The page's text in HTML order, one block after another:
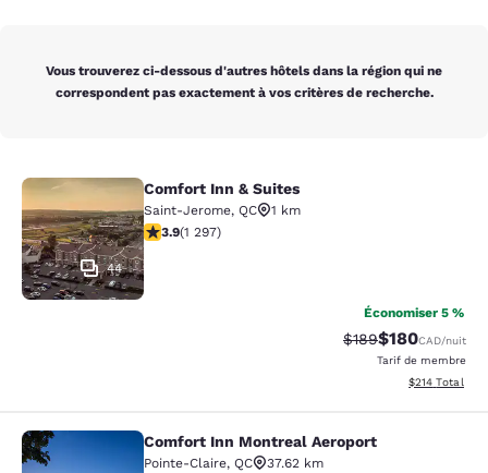
Vous trouverez ci-dessous d'autres hôtels dans la région qui ne
correspondent pas exactement à vos critères de recherche.
Comfort Inn & Suites
44
Comfort Inn & Suites
Saint-Jerome, QC
1 km
3.89 étoiles. Bien. 1297 commentaires
3.9(1 297)
Économiser 5 %
Tarif barré :
$189Tarif réduit :
$180CAD/nuit
Tarif de membre
Afficher les
$214 Total
Comfort Inn Montreal Aeroport
Comfort Inn Montreal Aeroport
Pointe-Claire, QC
37.62 km